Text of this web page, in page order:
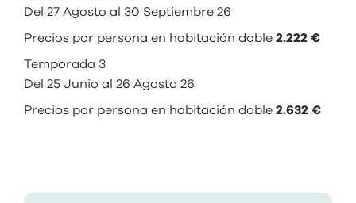
Del 27 Agosto al 30 Septiembre 26
Precios por persona en habitación doble 2.222 €
Temporada 3
Del 25 Junio al 26 Agosto 26
Precios por persona en habitación doble 2.632 €